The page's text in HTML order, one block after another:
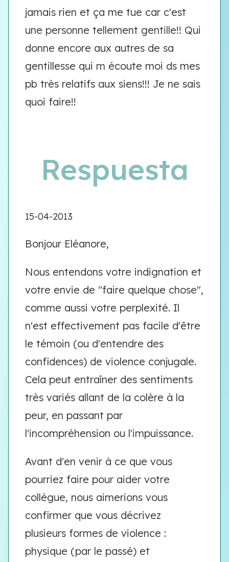
jamais rien et ça me tue car c'est
une personne tellement gentille!! Qui
donne encore aux autres de sa
gentillesse qui m écoute moi ds mes
pb très relatifs aux siens!!! Je ne sais
quoi faire!!
Respuesta
15-04-2013
Bonjour Eléanore,
Nous entendons votre indignation et
votre envie de "faire quelque chose",
comme aussi votre perplexité. Il
n'est effectivement pas facile d'être
le témoin (ou d'entendre des
confidences) de violence conjugale.
Cela peut entraîner des sentiments
très variés allant de la colère à la
peur, en passant par
l'incompréhension ou l'impuissance.
Avant d'en venir à ce que vous
pourriez faire pour aider votre
collègue, nous aimerions vous
confirmer que vous décrivez
plusieurs formes de violence :
physique (par le passé) et